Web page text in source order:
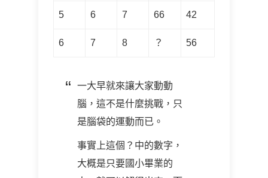
5 6 7 66 42
6 7 8 ？ 56
一大早就來讓大家動動
腦，這不是什麼挑戰，只
是腦袋的運動而已。
事實上這個？中的數字，
大概是只要國小畢業的